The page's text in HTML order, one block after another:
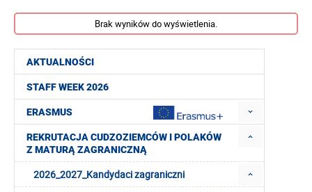
AKTUALNOŚCI
STAFF WEEK 2026
ERASMUS
REKRUTACJA CUDZOZIEMCÓW I POLAKÓW
Z MATURĄ ZAGRANICZNĄ
2026_2027_Kandydaci zagraniczni
Brak wyników do wyświetlenia.